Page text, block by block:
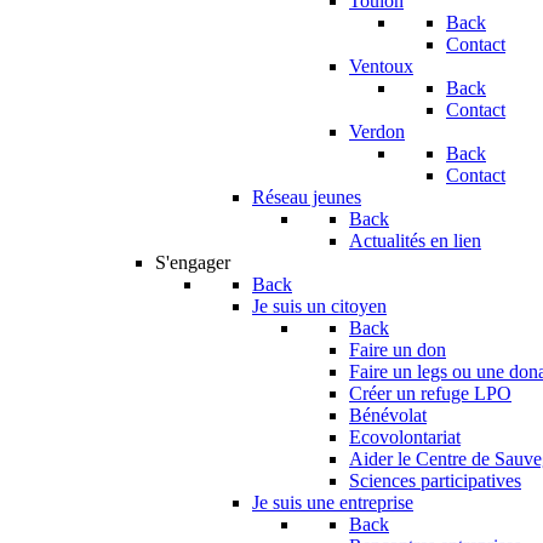
Back
Contact
Ventoux
Back
Contact
Verdon
Back
Contact
Réseau jeunes
Back
Actualités en lien
S'engager
Back
Je suis un citoyen
Back
Faire un don
Faire un legs ou une
Créer un refuge LPO
Bénévolat
Ecovolontariat
Aider le Centre de
Sciences participatives
Je suis une entreprise
Back